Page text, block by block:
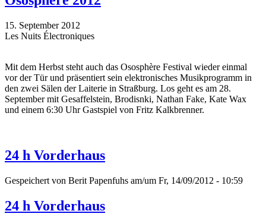
15. September 2012
Les Nuits Électroniques
Mit dem Herbst steht auch das Ososphère Festival wieder einmal
vor der Tür und präsentiert sein elektronisches Musikprogramm in
den zwei Sälen der Laiterie in Straßburg. Los geht es am 28.
September mit Gesaffelstein, Brodisnki, Nathan Fake, Kate Wax
und einem 6:30 Uhr Gastspiel von Fritz Kalkbrenner.
24 h Vorderhaus
Gespeichert von Berit Papenfuhs am/um Fr, 14/09/2012 - 10:59
24 h Vorderhaus